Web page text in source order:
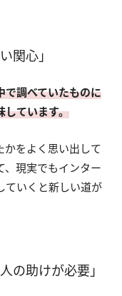
関心」
で調べていたものに
しています。
かをよく思い出して
、現実でもインター
ていくと新しい道が
の助けが必要」